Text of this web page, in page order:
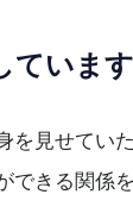
ています
見せてい
きる関係